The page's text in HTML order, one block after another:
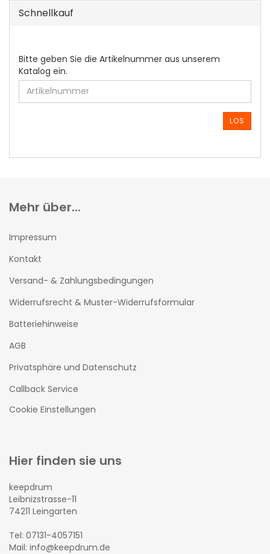
Schnellkauf
BITTE
GEBEN
SIE
DIE
ARTIKELNUMMER
EIN.
Bitte geben Sie die Artikelnummer aus unserem
Katalog ein.
LOS
Mehr über...
Impressum
Kontakt
Versand- & Zahlungsbedingungen
Widerrufsrecht & Muster-Widerrufsformular
Batteriehinweise
AGB
Privatsphäre und Datenschutz
Callback Service
Cookie Einstellungen
Hier finden sie uns
keepdrum
Leibnizstrasse-11
74211 Leingarten
Tel: 07131-4057151
Mail: info@keepdrum.de